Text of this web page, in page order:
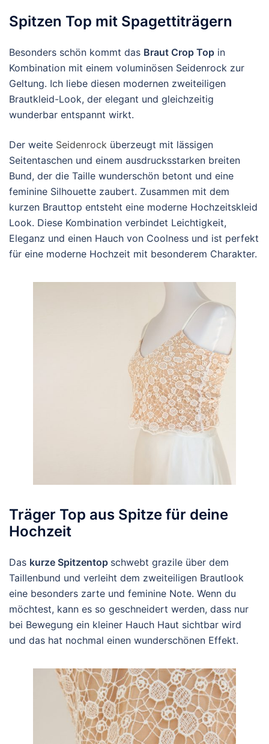
Spitzen Top mit Spagettiträgern
Besonders schön kommt das Braut Crop Top in
Kombination mit einem voluminösen Seidenrock zur
Geltung. Ich liebe diesen modernen zweiteiligen
Brautkleid-Look, der elegant und gleichzeitig
wunderbar entspannt wirkt.
Der weite Seidenrock überzeugt mit lässigen
Seitentaschen und einem ausdrucksstarken breiten
Bund, der die Taille wunderschön betont und eine
feminine Silhouette zaubert. Zusammen mit dem
kurzen Brauttop entsteht eine moderne Hochzeitskleid
Look. Diese Kombination verbindet Leichtigkeit,
Eleganz und einen Hauch von Coolness und ist perfekt
für eine moderne Hochzeit mit besonderem Charakter.
Träger Top aus Spitze für deine
Hochzeit
Das kurze Spitzentop schwebt grazile über dem
Taillenbund und verleiht dem zweiteiligen Brautlook
eine besonders zarte und feminine Note. Wenn du
möchtest, kann es so geschneidert werden, dass nur
bei Bewegung ein kleiner Hauch Haut sichtbar wird
und das hat nochmal einen wunderschönen Effekt.